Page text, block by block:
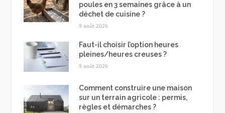
poules en 3 semaines grâce à un
déchet de cuisine ?
9 août 2026
Faut-il choisir l’option heures
pleines/heures creuses ?
9 août 2026
Comment construire une maison
sur un terrain agricole : permis,
règles et démarches ?